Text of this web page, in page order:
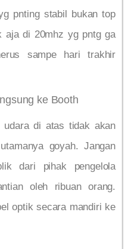
pnting stabil bukan top
aja di 20mhz yg pntg ga
sampe hari trakhir
ke Booth
udara di atas tidak akan
goyah. Jangan
dari pihak pengelola
oleh ribuan orang.
optik secara mandiri ke